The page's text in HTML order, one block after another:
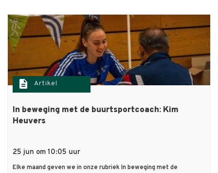
description Artikel
In beweging met de buurtsportcoach: Kim
Heuvers
25 jun om 10:05 uur
Elke maand geven we in onze rubriek In beweging met de